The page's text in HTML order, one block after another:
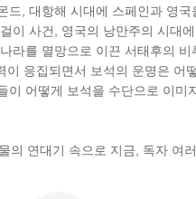
, 대항해 시대에 스페인과 영
이 사건, 영국의 낭만주의 시대
라를 멸망으로 이끈 서태후의
응집되면서 보석의 운명은 어
어떻게 보석을 수단으로 이미
의 연대기 속으로 지금, 독자 여